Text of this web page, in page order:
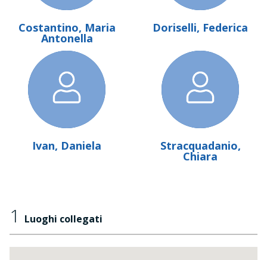
Costantino, Maria
Antonella
Doriselli, Federica
Ivan, Daniela Stracquadanio,
Chiara
1 Luoghi collegati